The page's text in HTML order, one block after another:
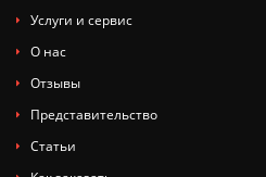
Услуги и сервис
О нас
Отзывы
Представительство
Статьи